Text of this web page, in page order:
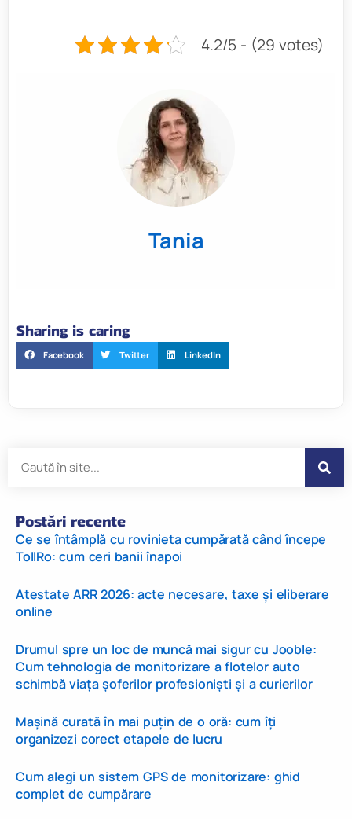
4.2/5 - (29 votes)
Tania
Sharing is caring
Facebook Twitter LinkedIn
Postări recente
Ce se întâmplă cu rovinieta cumpărată când începe
TollRo: cum ceri banii înapoi
Atestate ARR 2026: acte necesare, taxe și eliberare
online
Drumul spre un loc de muncă mai sigur cu Jooble:
Cum tehnologia de monitorizare a flotelor auto
schimbă viața șoferilor profesioniști și a curierilor
Mașină curată în mai puțin de o oră: cum îți
organizezi corect etapele de lucru
Cum alegi un sistem GPS de monitorizare: ghid
complet de cumpărare